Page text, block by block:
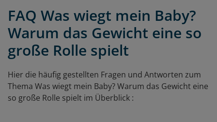
FAQ Was wiegt mein Baby?
Warum das Gewicht eine so
große Rolle spielt
Hier die häufig gestellten Fragen und Antworten zum
Thema Was wiegt mein Baby? Warum das Gewicht eine
so große Rolle spielt im Überblick :